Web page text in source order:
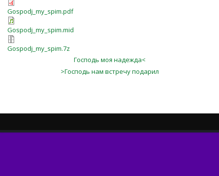
Gospodj_my_spim.pdf
Gospodj_my_spim.mid
Gospodj_my_spim.7z
Господь моя надежда<
>Господь нам встречу подарил